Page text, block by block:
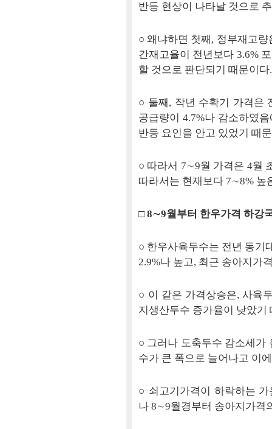
반등 현상이 나타날 것으로
○ 왜냐하면 첫째, 정부재고
간재고율이 전년보다 3.6%
할 것으로 판단되기 때문이다.
○ 둘째, 작년 수확기 가격은
공급량이 4.7%나 감소하였
반등 요인을 안고 있었기 때
○ 따라서 7∼9월 가격은 4월
따라서는 현재보다 7∼8% 높
□ 8∼9월부터 한우가격 하강
○ 한우사육두수는 전년 동기
2.9%나 높고, 최근 송아지가
○ 이 같은 가격상승은, 사육
지생산두수 증가율이 낮았기
○ 그러나 도축두수 감소세
수가 큰 폭으로 늘어나고 이
○ 쇠고기가격이 하락하는
나 8∼9월경부터 송아지가격